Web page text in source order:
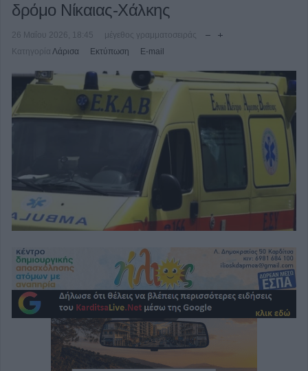
δρόμο Νίκαιας-Χάλκης
26 Μαΐου 2026, 18:45
μέγεθος γραμματοσειράς
Κατηγορία Λάρισα Εκτύπωση E-mail